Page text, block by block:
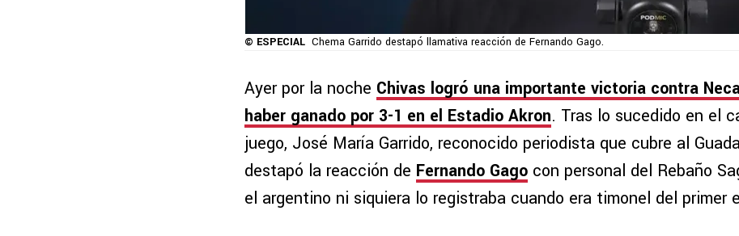
© ESPECIAL Chema Garrido destapó llamativa reacción de Fernando Gago.
Ayer por la noche Chivas logró una importante victoria contra
haber ganado por 3-1 en el Estadio Akron. Tras lo sucedido en el
juego, José María Garrido, reconocido periodista que cubre al
destapó la reacción de Fernando Gago con personal del Rebaño
el argentino ni siquiera lo registraba cuando era timonel del primer